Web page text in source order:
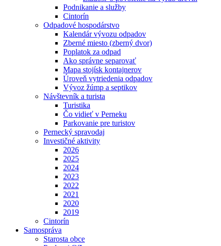
Podnikanie a služby
Cintorín
Odpadové hospodárstvo
Kalendár vývozu odpadov
Zberné miesto (zberný dvor)
Poplatok za odpad
Ako správne separovať
Mapa stojísk kontajnerov
Úroveň vytriedenia odpadov
Vývoz žúmp a septikov
Návštevník a turista
Turistika
Čo vidieť v Perneku
Parkovanie pre turistov
Pernecký spravodaj
Investičné aktivity
2026
2025
2024
2023
2022
2021
2020
2019
Cintorín
Samospráva
Starosta obce